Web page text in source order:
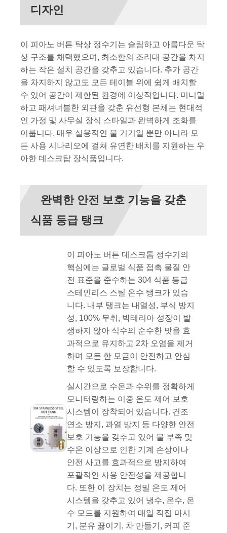
디자인
이 피아노 버튼 탁상 정수기는 슬림하고 아름다운 탁
상 구조를 채택했으며, 최소한의 조리대 공간을 차지
하는 작은 설치 공간을 갖추고 있습니다. 추가 공간
을 차지하지 않고도 모든 테이블 위에 쉽게 배치할
수 있어 공간이 제한된 환경에 이상적입니다. 미니멀
하고 패셔너블한 외관을 갖춘 유선형 본체는 현대적
인 가정 및 사무실 장식 스타일과 완벽하게 조화를
이룹니다. 매우 실용적인 물 기기일 뿐만 아니라 모
든 사용 시나리오에 걸쳐 유연한 배치를 지원하는 우
아한 데스크탑 장식품입니다.
완벽한 안전 보호 기능을 갖춘
식품 등급 탱크
이 피아노 버튼 데스크톱 정수기의
핵심에는 글로벌 식품 접촉 물질 안
전 표준을 준수하는 304 식품 등급
스테인리스 스틸 온수 탱크가 있습
니다. 내부 탱크는 내열성, 부식 방지
성, 100% 무취, 박테리아 성장이 발
생하지 않아 식수의 순수한 맛을 효
과적으로 유지하고 2차 오염을 제거
하며 모든 한 모금이 안전하고 안심
할 수 있도록 보장합니다.
실시간으로 수온과 수위를 정확하게
모니터링하는 이중 온도 제어 보호
시스템이 장착되어 있습니다. 건조
연소 방지, 과열 방지 등 다양한 안전
보호 기능을 갖추고 있어 물 부족 및
수온 이상으로 인한 기계 손상이나
안전 사고를 효과적으로 방지하여
포괄적인 사용 안전성을 제공합니
다. 또한 이 장치는 정밀 온도 제어
시스템을 갖추고 있어 냉수, 온수, 온
수 모드를 지원하여 매일 직접 마시
기, 분유 끓이기, 차 만들기, 커피 준